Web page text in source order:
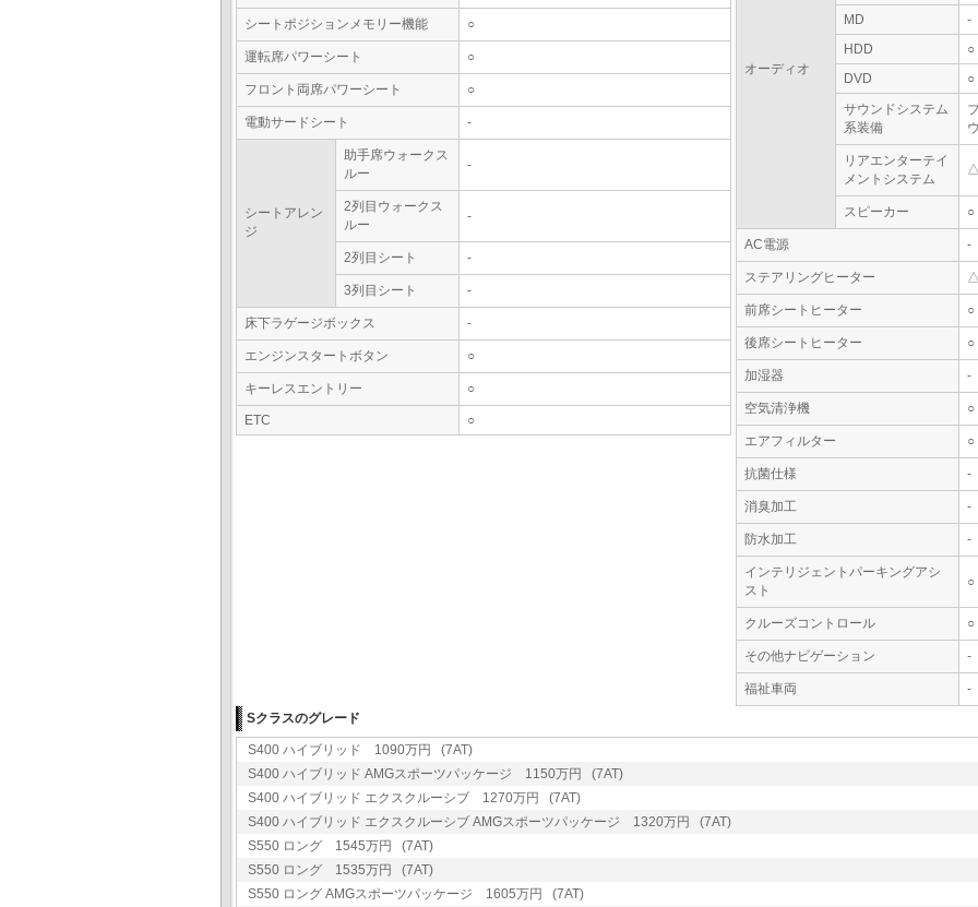
シートポジションメモリー機能 ○
運転席パワーシート ○
フロント両席パワーシート ○
電動サードシート -
シートアレン
ジ
助手席ウォークス
ルー
-
2列目ウォークス
ルー
-
2列目シート -
3列目シート -
床下ラゲージボックス -
エンジンスタートボタン ○
キーレスエントリー ○
ETC ○
オーディオ
MD
-
HDD
○
DVD
○
サウンドシステム
系装備
リアエンターテイ
メントシステム
スピーカー ○
AC電源 -
ステアリングヒーター
前席シートヒーター ○
後席シートヒーター ○
加湿器 -
空気清浄機 ○
エアフィルター ○
抗菌仕様 -
消臭加工 -
防水加工 -
インテリジェントパーキングアシ
スト
○
クルーズコントロール ○
その他ナビゲーション -
福祉車両
-
Sクラスのグレード
S400 ハイブリッド 1090万円 (7AT)
S400 ハイブリッド AMGスポーツパッケージ 1150万円 (7AT)
S400 ハイブリッド エクスクルーシブ 1270万円 (7AT)
S400 ハイブリッド エクスクルーシブ AMGスポーツパッケージ 1320万円 (7AT)
S550 ロング 1545万円 (7AT)
S550 ロング 1535万円 (7AT)
S550 ロング AMGスポーツパッケージ 1605万円 (7AT)